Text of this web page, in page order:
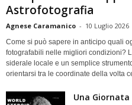
Astrofotografia
Agnese Caramanico - 10 Luglio 2026
Come si può sapere in anticipo quali
fotografabili nelle migliori condizioni?
siderale locale e un semplice
orientarsi tra le coordinate della volta
Una